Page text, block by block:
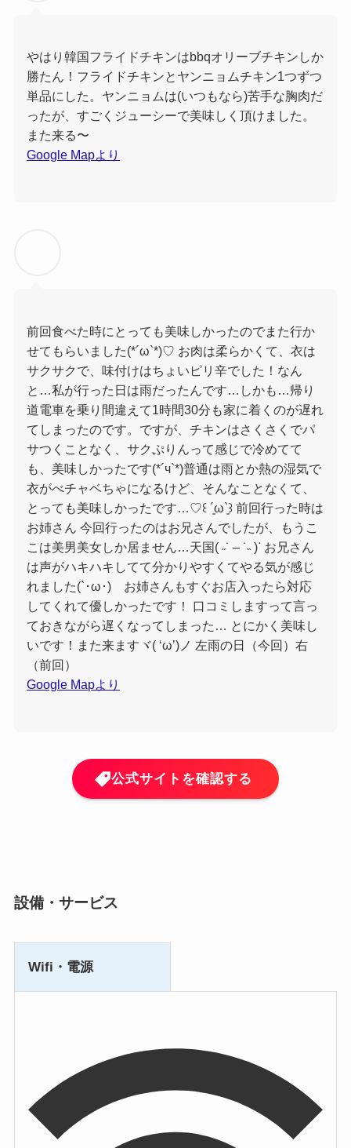
やはり韓国フライドチキンはbbqオリーブチキンしか
勝たん！フライドチキンとヤンニョムチキン1つずつ
単品にした。ヤンニョムは(いつもなら)苦手な胸肉だ
ったが、すごくジューシーで美味しく頂けました。
また来る〜
Google Mapより
前回食べた時にとっても美味しかったのでまた行か
せてもらいました(*´ω`*)♡ お肉は柔らかくて、衣は
サクサクで、味付けはちょいピリ辛でした！なん
と…私が行った日は雨だったんです…しかも…帰り
道電車を乗り間違えて1時間30分も家に着くのが遅れ
てしまったのです。ですが、チキンはさくさくでパ
サつくことなく、サクぷりんって感じで冷めてて
も、美味しかったです(*´ч`*)普通は雨とか熱の湿気で
衣がべチャベちゃになるけど、そんなことなくて、
とっても美味しかったです…♡꒰ ´͈ω`͈꒱ 前回行った時は
お姉さん 今回行ったのはお兄さんでしたが、もうこ
こは美男美女しか居ません…天国( ˶˙ – ˙˵ )ᐝ お兄さん
は声がハキハキしてて分かりやすくてやる気が感じ
れました(`･ω･)ゞお姉さんもすぐお店入ったら対応
してくれて優しかったです！ 口コミしますって言っ
ておきながら遅くなってしまった… とにかく美味し
いです！また来ますヾ( ‘ω’)ノ 左雨の日（今回）右
（前回）
Google Mapより
公式サイトを確認する
設備・サービス
Wifi・電源